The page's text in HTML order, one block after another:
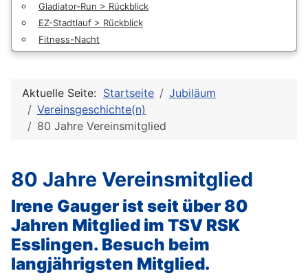
Gladiator-Run > Rückblick
EZ-Stadtlauf > Rückblick
Fitness-Nacht
Aktuelle Seite: Startseite
Jubiläum
Vereinsgeschichte(n)
80 Jahre Vereinsmitglied
80 Jahre Vereinsmitglied
Irene Gauger ist seit über 80
Jahren Mitglied im TSV RSK
Esslingen. Besuch beim
langjährigsten Mitglied.